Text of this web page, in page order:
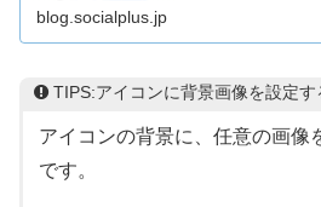
リッチメニューを通し
由の売上増につなげる
blog.socialplus.jp
TIPS:アイコンに背景画像を設定す
アイコンの背景に、任意の画像
です。